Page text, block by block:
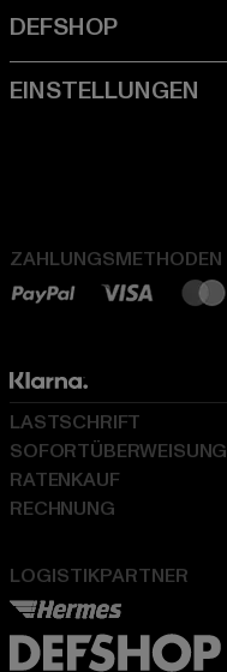
ZAHLUNGSMETHODEN
LOGISTIKPARTNER
LASTSCHRIFT
SOFORTÜBERWEISUNG
RATENKAUF
RECHNUNG